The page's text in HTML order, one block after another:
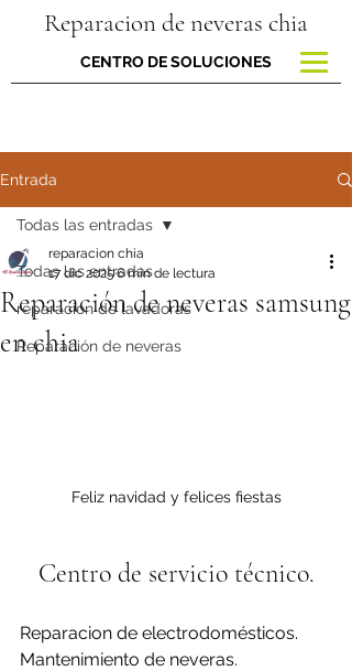
Reparacion de neveras chia
CENTRO DE SOLUCIONES
Entrada
Todas las entradas
reparacion de lavadoras
Reparación de neveras
Todas las entradas
Reparación de neveras samsung
en chia
reparacion chia
17 dic 20256 min de lectura
Feliz navidad y felices fiestas
Centro de servicio técnico.
Reparacion de electrodomésticos.
Mantenimiento de neveras.